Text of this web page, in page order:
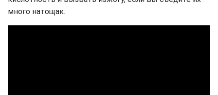
много натощак.